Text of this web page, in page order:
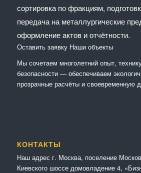
сортировка по фракциям,
передача на металлургические
оформление актов и отчётности.
Оставить заявку Наши объекты
Мы сочетaем многолетний опыт,
безопасности — обеспечиваем
прозрачные расчёты и своевременную
КОНТАКТЫ
Наш адрес г. Москва, поселение
Киевского шоссе домовладение 4,